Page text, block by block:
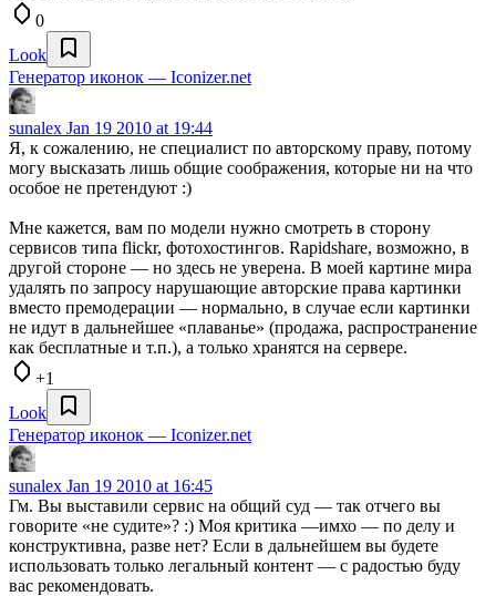
0
Look
Генератор иконок — Iconizer.net
sunalex Jan 19 2010 at 19:44
Я, к сожалению, не специалист по авторскому праву, потому
могу высказать лишь общие соображения, которые ни на что
особое не претендуют :)
Мне кажется, вам по модели нужно смотреть в сторону
сервисов типа flickr, фотохостингов. Rapidshare, возможно, в
другой стороне — но здесь не уверена. В моей картине мира
удалять по запросу нарушающие авторские права картинки
вместо премодерации — нормально, в случае если картинки
не идут в дальнейшее «плаванье» (продажа, распространение
как бесплатные и т.п.), а только хранятся на сервере.
+1
Look
Генератор иконок — Iconizer.net
sunalex Jan 19 2010 at 16:45
Гм. Вы выставили сервис на общий суд — так отчего вы
говорите «не судите»? :) Моя критика —имхо — по делу и
конструктивна, разве нет? Если в дальнейшем вы будете
использовать только легальный контент — с радостью буду
вас рекомендовать.